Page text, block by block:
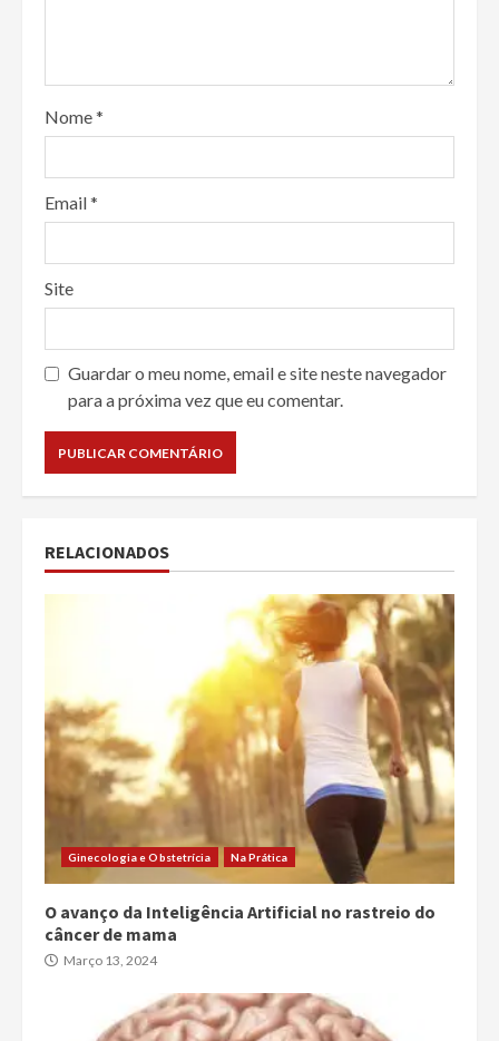
Nome*
Email*
Site
Guardar o meu nome, email e site neste navegador
para a próxima vez que eu comentar.
RELACIONADOS
Ginecologia e Obstetrícia Na Prática
O avanço da Inteligência Artificial no rastreio do
câncer de mama
Março 13, 2024